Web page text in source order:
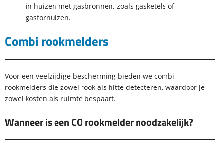
in huizen met gasbronnen, zoals gasketels of
gasfornuizen.
Combi rookmelders
Voor een veelzijdige bescherming bieden we combi
rookmelders die zowel rook als hitte detecteren, waardoor je
zowel kosten als ruimte bespaart.
Wanneer is een CO rookmelder noodzakelijk?